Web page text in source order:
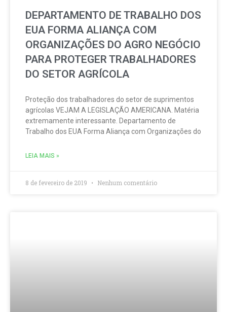
DEPARTAMENTO DE TRABALHO DOS
EUA FORMA ALIANÇA COM
ORGANIZAÇÕES DO AGRO NEGÓCIO
PARA PROTEGER TRABALHADORES
DO SETOR AGRÍCOLA
Proteção dos trabalhadores do setor de suprimentos
agrícolas VEJAM A LEGISLAÇÃO AMERICANA. Matéria
extremamente interessante. Departamento de
Trabalho dos EUA Forma Aliança com Organizações do
LEIA MAIS »
8 de fevereiro de 2019 Nenhum comentário